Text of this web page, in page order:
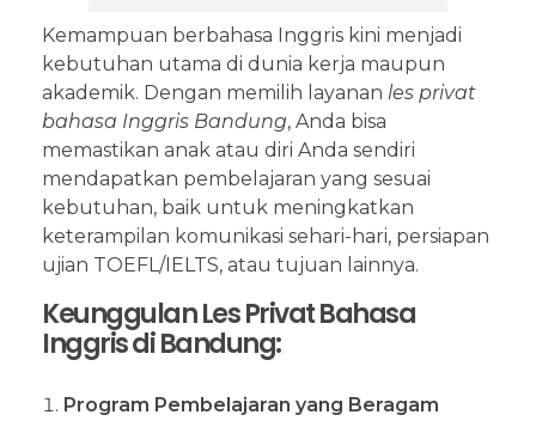
Kemampuan berbahasa Inggris kini menjadi
kebutuhan utama di dunia kerja maupun
akademik. Dengan memilih layanan les privat
bahasa Inggris Bandung, Anda bisa
memastikan anak atau diri Anda sendiri
mendapatkan pembelajaran yang sesuai
kebutuhan, baik untuk meningkatkan
keterampilan komunikasi sehari-hari, persiapan
ujian TOEFL/IELTS, atau tujuan lainnya.
Keunggulan Les Privat Bahasa
Inggris di Bandung:
Program Pembelajaran yang Beragam